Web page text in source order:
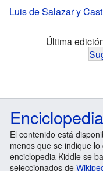
Luis de Salazar y
Última
El contenido está
menos que se indique
enciclopedia Kiddle se
seleccionados de